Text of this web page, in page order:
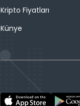
Kripto Fiyatları
Künye